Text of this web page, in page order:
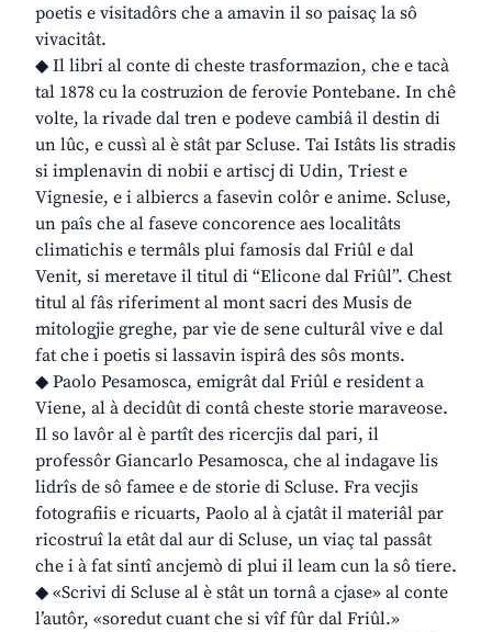
poetis e visitadôrs che a amavin il so paisaç la sô
vivacitât.
◆ Il libri al conte di cheste trasformazion, che e tacà
tal 1878 cu la costruzion de ferovie Pontebane. In chê
volte, la rivade dal tren e podeve cambiâ il destin di
un lûc, e cussì al è stât par Scluse. Tai Istâts lis stradis
si implenavin di nobii e artiscj di Udin, Triest e
Vignesie, e i albiercs a fasevin colôr e anime. Scluse,
un paîs che al faseve concorence aes localitâts
climatichis e termâls plui famosis dal Friûl e dal
Venit, si meretave il titul di “Elicone dal Friûl”. Chest
titul al fâs riferiment al mont sacri des Musis de
mitologjie greghe, par vie de sene culturâl vive e dal
fat che i poetis si lassavin ispirâ des sôs monts.
◆ Paolo Pesamosca, emigrât dal Friûl e resident a
Viene, al à decidût di contâ cheste storie maraveose.
Il so lavôr al è partît des ricercjis dal pari, il
professôr Giancarlo Pesamosca, che al indagave lis
lidrîs de sô famee e de storie di Scluse. Fra vecjis
fotografiis e ricuarts, Paolo al à cjatât il materiâl par
ricostruî la etât dal aur di Scluse, un viaç tal passât
che i à fat sintî ancjemò di plui il leam cun la sô tiere.
◆ «Scrivi di Scluse al è stât un tornâ a cjase» al conte
l’autôr, «soredut cuant che si vîf fûr dal Friûl.»